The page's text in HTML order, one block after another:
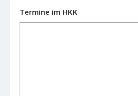
Termine im HKK